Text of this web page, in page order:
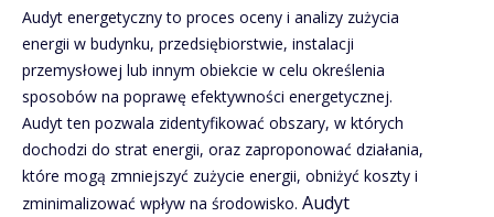
Audyt energetyczny to proces oceny i analizy zużycia
energii w budynku, przedsiębiorstwie, instalacji
przemysłowej lub innym obiekcie w celu określenia
sposobów na poprawę efektywności energetycznej.
Audyt ten pozwala zidentyfikować obszary, w których
dochodzi do strat energii, oraz zaproponować działania,
które mogą zmniejszyć zużycie energii, obniżyć koszty i
zminimalizować wpływ na środowisko. Audyt